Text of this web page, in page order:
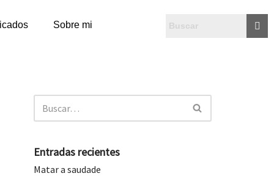
Sobre mi
Entradas recientes
Matar a saudade